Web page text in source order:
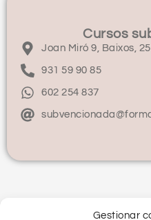
Gestionar
Cursos
Joan Miró 9, Baixos,
931 59 90 85
602 254 837